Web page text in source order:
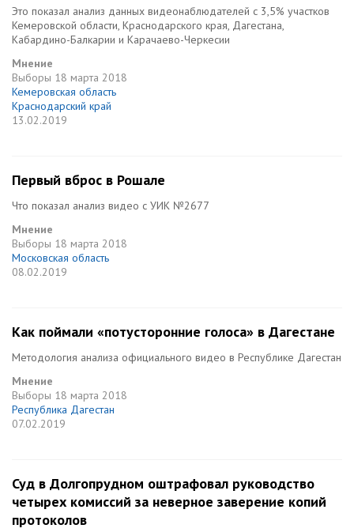
Это показал анализ данных видеонаблюдателей с 3,5% участков
Кемеровской области, Краснодарского края, Дагестана,
Кабардино-Балкарии и Карачаево-Черкесии
Мнение
Выборы 18 марта 2018
Кемеровская область
Краснодарский край
13.02.2019
Первый вброс в Рошале
Что показал анализ видео с УИК №2677
Мнение
Выборы 18 марта 2018
Московская область
08.02.2019
Как поймали «потусторонние голоса» в Дагестане
Методология анализа официального видео в Республике Дагестан
Мнение
Выборы 18 марта 2018
Республика Дагестан
07.02.2019
Суд в Долгопрудном оштрафовал руководство
четырех комиссий за неверное заверение копий
протоколов